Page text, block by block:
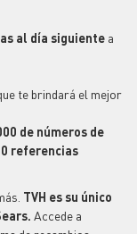
al día siguiente a
te brindará el mejor
de números de
referencias
TVH es su único
Accede a